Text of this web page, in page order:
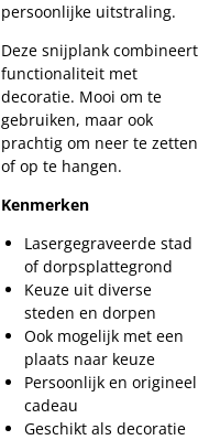
persoonlijke uitstraling.
Deze snijplank combineert
functionaliteit met
decoratie. Mooi om te
gebruiken, maar ook
prachtig om neer te zetten
of op te hangen.
Kenmerken
Lasergegraveerde stad
of dorpsplattegrond
Keuze uit diverse
steden en dorpen
Ook mogelijk met een
plaats naar keuze
Persoonlijk en origineel
cadeau
Geschikt als decoratie